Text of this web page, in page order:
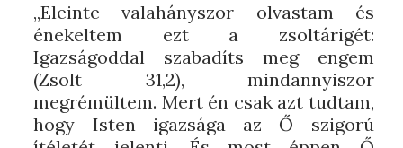
„Eleinte valahányszor olvastam és
énekeltem ezt a zsoltárigét:
Igazságoddal szabadíts meg engem
(Zsolt 31,2), mindannyiszor
megrémültem. Mert én csak azt tudtam,
hogy Isten igazsága az Ő szigorú